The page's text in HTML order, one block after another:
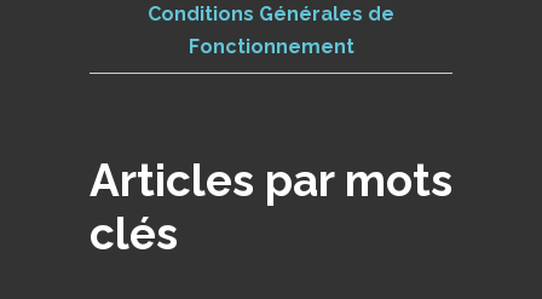
Conditions Générales de
Fonctionnement
Articles par mots
clés